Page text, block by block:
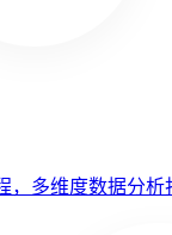
，多维度数据分析